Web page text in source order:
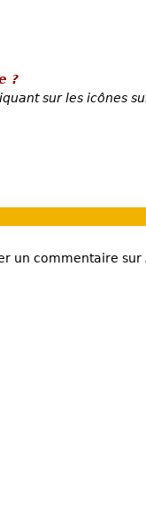
?
sur les icônes
un commentaire sur